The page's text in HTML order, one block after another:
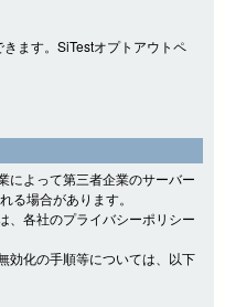
ます。SiTestオプトアウトペ
によって第三者企業のサーバー
る場合があります。
、各社のプライバシーポリシー
効化の手順等については、以下